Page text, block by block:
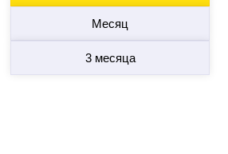
Месяц
3 месяца